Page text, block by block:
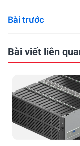
Bài trước
Bài viết liên